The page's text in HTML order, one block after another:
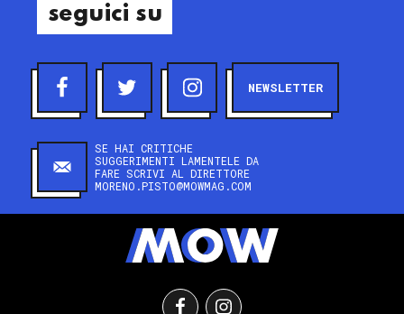
seguici su
NEWSLETTER
SE HAI CRITICHE
SUGGERIMENTI LAMENTELE DA
FARE SCRIVI AL DIRETTORE
MORENO.PISTO@MOWMAG.COM